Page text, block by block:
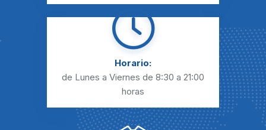
Horario:
de Lunes a Viernes de 8:30 a 21:00
horas